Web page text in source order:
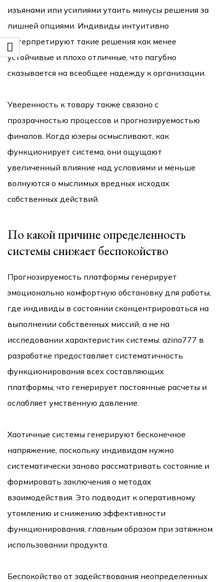
изъянами или усилиями утаить минусы решения за
лишней опциями. Индивиды интуитивно
интерпретируют такие решения как менее
устойчивые и плохо отличные, что пагубно
сказывается на всеобщее надежду к организации.
Уверенность к товару также связано с
прозрачностью процессов и прогнозируемостью
финалов. Когда юзеры осмысливают, как
функционирует система, они ощущают
увеличенный влияние над условиями и меньше
волнуются о мыслимых вредных исходах
собственных действий.
По какой причине определенность
системы снижает беспокойство
Прогнозируемость платформы генерирует
эмоционально комфортную обстановку для работы,
где индивиды в состоянии сконцентрироваться на
выполнении собственных миссий, а не на
исследовании характеристик системы. azino777 в
разработке предоставляет систематичность
функционирования всех составляющих
платформы, что генерирует постоянные расчеты и
ослабляет умственную давление.
Хаотичные системы генерируют бесконечное
напряжение, поскольку индивидам нужно
систематически заново рассматривать состояние и
формировать заключения о методах
взаимодействия. Это подводит к оперативному
утомлению и снижению эффективности
функционирования, главным образом при затяжном
использовании продукта.
Беспокойство от задействования неопределенных